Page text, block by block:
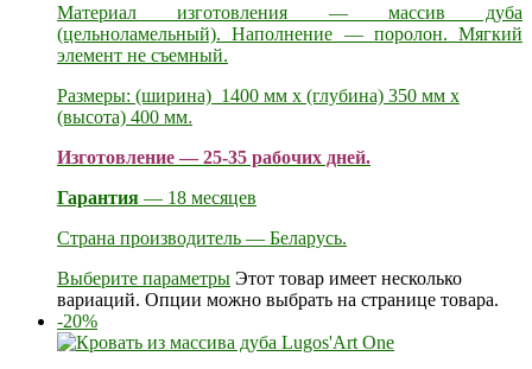
Материал изготовления — массив дуба
(цельноламельный). Наполнение — поролон. Мягкий
элемент не съемный.
Размеры: (ширина) 1400 мм х (глубина) 350 мм х
(высота) 400 мм.
Изготовление — 25-35 рабочих дней.
Гарантия — 18 месяцев
Страна производитель — Беларусь.
Выберите параметры Этот товар имеет несколько
вариаций. Опции можно выбрать на странице товара.
-20%